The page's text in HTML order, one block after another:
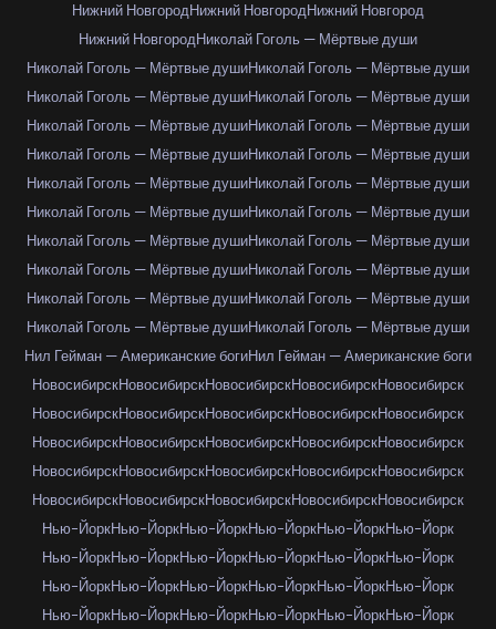
Нижний НовгородНижний НовгородНижний Новгород
Нижний НовгородНиколай Гоголь — Мёртвые души
Николай Гоголь — Мёртвые душиНиколай Гоголь — Мёртвые души
Николай Гоголь — Мёртвые душиНиколай Гоголь — Мёртвые души
Николай Гоголь — Мёртвые душиНиколай Гоголь — Мёртвые души
Николай Гоголь — Мёртвые душиНиколай Гоголь — Мёртвые души
Николай Гоголь — Мёртвые душиНиколай Гоголь — Мёртвые души
Николай Гоголь — Мёртвые душиНиколай Гоголь — Мёртвые души
Николай Гоголь — Мёртвые душиНиколай Гоголь — Мёртвые души
Николай Гоголь — Мёртвые душиНиколай Гоголь — Мёртвые души
Николай Гоголь — Мёртвые душиНиколай Гоголь — Мёртвые души
Николай Гоголь — Мёртвые душиНиколай Гоголь — Мёртвые души
Нил Гейман — Американские богиНил Гейман — Американские боги
НовосибирскНовосибирскНовосибирскНовосибирскНовосибирск
НовосибирскНовосибирскНовосибирскНовосибирскНовосибирск
НовосибирскНовосибирскНовосибирскНовосибирскНовосибирск
НовосибирскНовосибирскНовосибирскНовосибирскНовосибирск
НовосибирскНовосибирскНовосибирскНовосибирскНовосибирск
Нью-ЙоркНью-ЙоркНью-ЙоркНью-ЙоркНью-ЙоркНью-Йорк
Нью-ЙоркНью-ЙоркНью-ЙоркНью-ЙоркНью-ЙоркНью-Йорк
Нью-ЙоркНью-ЙоркНью-ЙоркНью-ЙоркНью-ЙоркНью-Йорк
Нью-ЙоркНью-ЙоркНью-ЙоркНью-ЙоркНью-ЙоркНью-Йорк